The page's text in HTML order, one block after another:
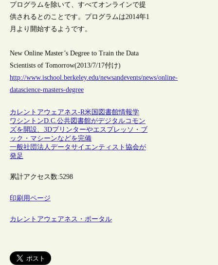
プログラムを除いて、すべてオンラインで提
供されるとのことです。プログラムは2014年1
月より開始するようです。
New Online Master’s Degree to Train the Data
Scientists of Tomorrow(2013/7/17付け)
http://www.ischool.berkeley.edu/newsandevents/news/online-
datascience-masters-degree
カレントアウェアネス-R米国 図書館情報学
ワシントンD.C.公共図書館がデジタルコモン
ズを開設、3Dプリンターやエスプレッソ・ブ
ック・マシーンなどを完備
一般社団法人データサイエンティスト協会が
発足
累計アクセス数:5298
印刷用ページ
カレントアウェアネス・ポータル